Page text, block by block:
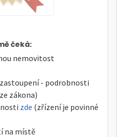
čeká:
nemovitost
- podrobnosti
zákona)
zde (zřízení je povinné
na místě